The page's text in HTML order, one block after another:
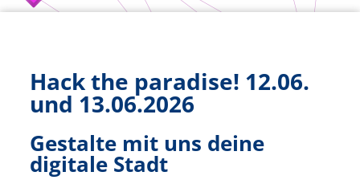
Hack the paradise! 12.06.
und 13.06.2026
Gestalte mit uns deine
digitale Stadt